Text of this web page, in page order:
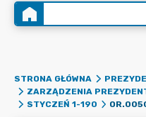
STRONA GŁÓWNA
ZARZĄDZENIA
STYCZEŃ 1-190